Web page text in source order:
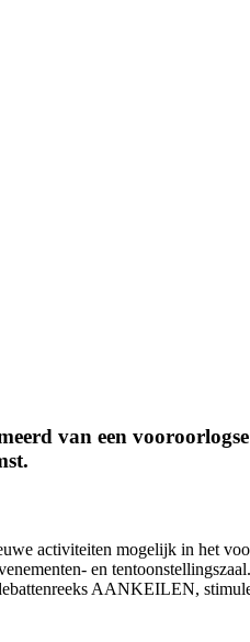
van een
activiteiten mogelijk in het
en
AANKEILEN,